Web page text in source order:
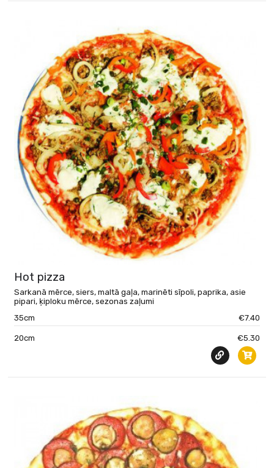
Hot pizza
Sarkanā mērce, siers, maltā gaļa, marinēti sīpoli, paprika, asie
pipari, ķiploku mērce, sezonas zaļumi
35cm
€7.40
20cm €5.30